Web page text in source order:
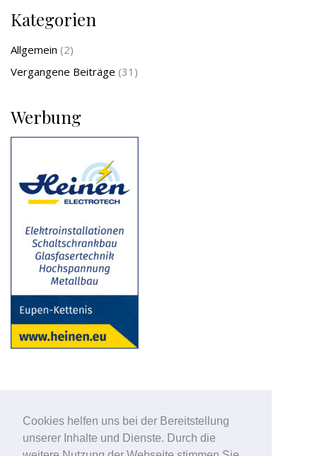
Cookies helfen uns bei der Bereitstellung
unserer Inhalte und Dienste. Durch die
Kategorien
Allgemein (2)
Vergangene Beiträge (31)
Werbung